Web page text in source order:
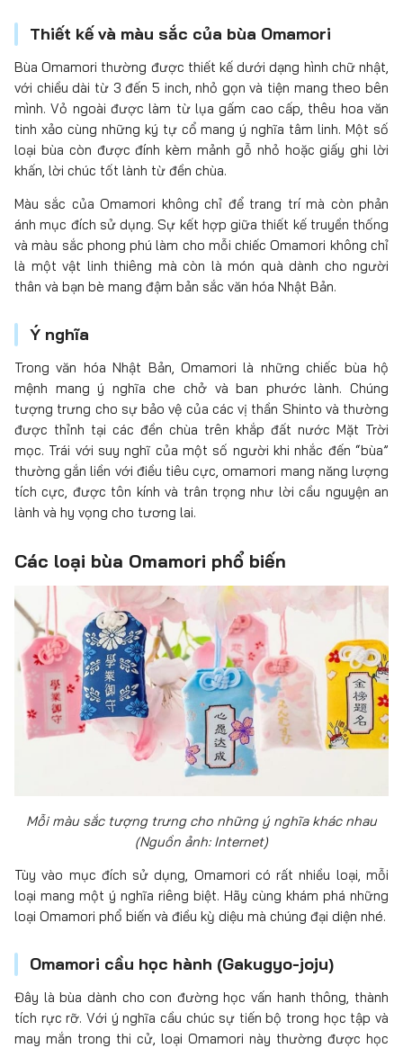
Thiết kế và màu sắc của bùa Omamori
Bùa Omamori thường được thiết kế dưới dạng hình chữ nhật,
với chiều dài từ 3 đến 5 inch, nhỏ gọn và tiện mang theo bên
mình. Vỏ ngoài được làm từ lụa gấm cao cấp, thêu hoa văn
tinh xảo cùng những ký tự cổ mang ý nghĩa tâm linh. Một số
loại bùa còn được đính kèm mảnh gỗ nhỏ hoặc giấy ghi lời
khấn, lời chúc tốt lành từ đền chùa.
Màu sắc của Omamori không chỉ để trang trí mà còn phản
ánh mục đích sử dụng. Sự kết hợp giữa thiết kế truyền thống
và màu sắc phong phú làm cho mỗi chiếc Omamori không chỉ
là một vật linh thiêng mà còn là món quà dành cho người
thân và bạn bè mang đậm bản sắc văn hóa Nhật Bản.
Ý nghĩa
Trong văn hóa Nhật Bản, Omamori là những chiếc bùa hộ
mệnh mang ý nghĩa che chở và ban phước lành. Chúng
tượng trưng cho sự bảo vệ của các vị thần Shinto và thường
được thỉnh tại các đền chùa trên khắp đất nước Mặt Trời
mọc. Trái với suy nghĩ của một số người khi nhắc đến “bùa”
thường gắn liền với điều tiêu cực, omamori mang năng lượng
tích cực, được tôn kính và trân trọng như lời cầu nguyện an
lành và hy vọng cho tương lai.
Các loại bùa Omamori phổ biến
Mỗi màu sắc tượng trưng cho những ý nghĩa khác nhau
(Nguồn ảnh: Internet)
Tùy vào mục đích sử dụng, Omamori có rất nhiều loại, mỗi
loại mang một ý nghĩa riêng biệt. Hãy cùng khám phá những
loại Omamori phổ biến và điều kỳ diệu mà chúng đại diện nhé.
Omamori cầu học hành (Gakugyo-joju)
Đây là bùa dành cho con đường học vấn hanh thông, thành
tích rực rỡ. Với ý nghĩa cầu chúc sự tiến bộ trong học tập và
may mắn trong thi cử, loại Omamori này thường được học